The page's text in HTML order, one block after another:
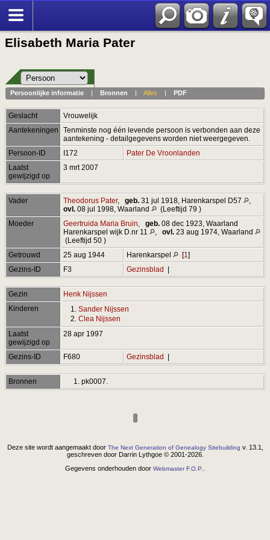
Elisabeth Maria Pater
Persoonlijke informatie| Bronnen Alles PDF
Geslacht
Vrouwelijk
Aantekeningen
Tenminste nog één levende persoon is verbonden aan deze
aantekening - detailgegevens worden niet weergegeven.
Persoon-ID
I172
Pater De Vroonlanden
Laatst
gewijzigd op
3 mrt 2007
Vader Theodorus Pater, geb. 31 jul 1918, Harenkarspel D57
ovl. 08 jul 1998, Waarland
(Leeftijd 79 )
Moeder
Geertruida Maria Bruin geb. 08 dec 1923, Waarland
Harenkarspel wijk D.nr 11
ovl. 23 aug 1974, Waarland
(Leeftijd 50 )
Getrouwd
25 aug 1944 Harenkarspel [1 ]
Gezins-ID
F3 Gezinsblad |
Gezin
Henk Nijssen
Kinderen
1. Sander Nijssen
2. Clea Nijssen
Laatst
gewijzigd op
28 apr 1997
Gezins-ID F680 Gezinsblad |
Bronnen pk0007.
Deze site wordt aangemaakt door The Next Generation of Genealogy Sitebuilding v. 13.1,
geschreven door Darrin Lythgoe © 2001-2026.
Gegevens onderhouden door Webmaster F.O.P.